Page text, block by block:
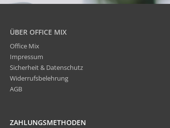
ÜBER OFFICE MIX
Office Mix
Impressum
Sicherheit & Datenschutz
Widerrufsbelehrung
AGB
ZAHLUNGSMETHODEN